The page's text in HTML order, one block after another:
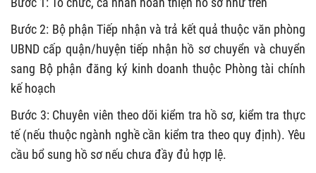
Bước 2: Bộ phận Tiếp nhận và trả kết quả thuộc văn phòng
UBND cấp quận/huyện tiếp nhận hồ sơ chuyển và chuyển
sang Bộ phận đăng ký kinh doanh thuộc Phòng tài chính
kế hoạch
Bước 3: Chuyên viên theo dõi kiểm tra hồ sơ, kiểm tra thực
tế (nếu thuộc ngành nghề cần kiểm tra theo quy định). Yêu
cầu bổ sung hồ sơ nếu chưa đầy đủ hợp lệ.